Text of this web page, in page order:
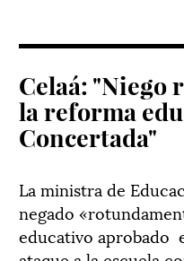
Celaá: "Niego
la reforma
Concertada"
La ministra de
negado
educativo aprobado